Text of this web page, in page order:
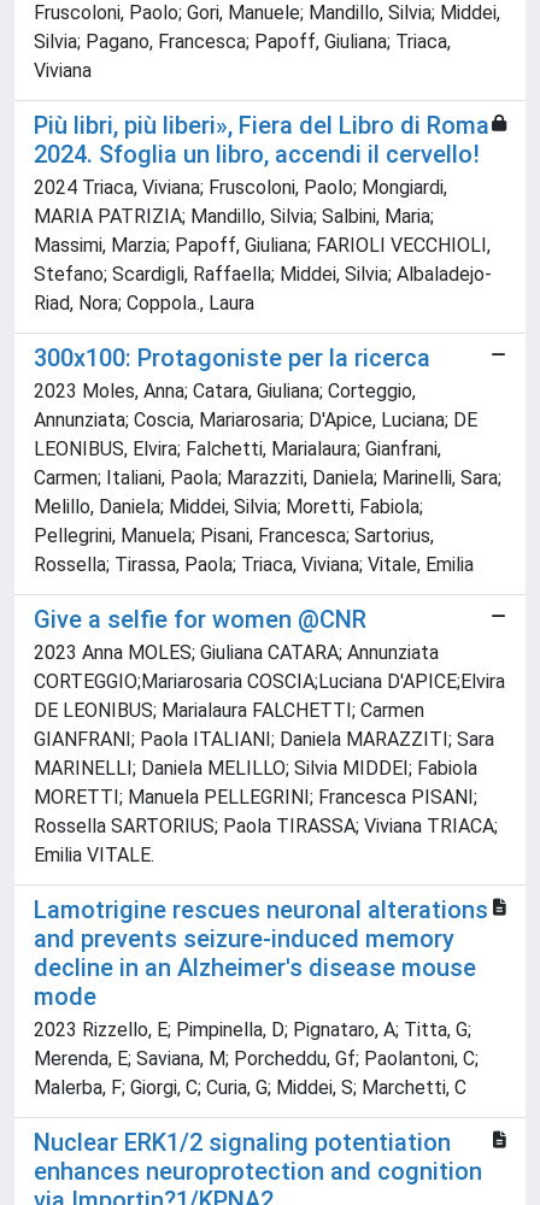
Fruscoloni, Paolo; Gori, Manuele; Mandillo, Silvia; Middei,
Silvia; Pagano, Francesca; Papoff, Giuliana; Triaca,
Viviana
Più libri, più liberi», Fiera del Libro di Roma
2024. Sfoglia un libro, accendi il cervello!
2024 Triaca, Viviana; Fruscoloni, Paolo; Mongiardi,
MARIA PATRIZIA; Mandillo, Silvia; Salbini, Maria;
Massimi, Marzia; Papoff, Giuliana; FARIOLI VECCHIOLI,
Stefano; Scardigli, Raffaella; Middei, Silvia; Albaladejo-
Riad, Nora; Coppola., Laura
300x100: Protagoniste per la ricerca
2023 Moles, Anna; Catara, Giuliana; Corteggio,
Annunziata; Coscia, Mariarosaria; D'Apice, Luciana; DE
LEONIBUS, Elvira; Falchetti, Marialaura; Gianfrani,
Carmen; Italiani, Paola; Marazziti, Daniela; Marinelli, Sara;
Melillo, Daniela; Middei, Silvia; Moretti, Fabiola;
Pellegrini, Manuela; Pisani, Francesca; Sartorius,
Rossella; Tirassa, Paola; Triaca, Viviana; Vitale, Emilia
Give a selfie for women @CNR
2023 Anna MOLES; Giuliana CATARA; Annunziata
CORTEGGIO;Mariarosaria COSCIA;Luciana D'APICE;Elvira
DE LEONIBUS; Marialaura FALCHETTI; Carmen
GIANFRANI; Paola ITALIANI; Daniela MARAZZITI; Sara
MARINELLI; Daniela MELILLO; Silvia MIDDEI; Fabiola
MORETTI; Manuela PELLEGRINI; Francesca PISANI;
Rossella SARTORIUS; Paola TIRASSA; Viviana TRIACA;
Emilia VITALE.
Lamotrigine rescues neuronal alterations
and prevents seizure-induced memory
decline in an Alzheimer's disease mouse
mode
2023 Rizzello, E; Pimpinella, D; Pignataro, A; Titta, G;
Merenda, E; Saviana, M; Porcheddu, Gf; Paolantoni, C;
Malerba, F; Giorgi, C; Curia, G; Middei, S; Marchetti, C
Nuclear ERK1/2 signaling potentiation
enhances neuroprotection and cognition